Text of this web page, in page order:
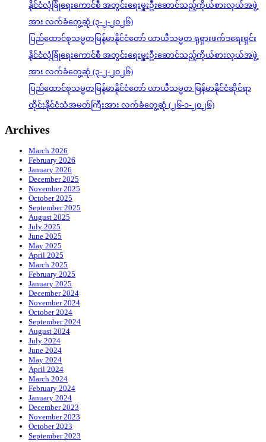
နိုင်ငံလုံခြုံရေးကောင်စီ အတွင်းရေးမှူးဦးဆောင်သည့်ကိုယ်စားလှယ်အဖွဲ့
အား လက်ခံတွေ့ဆုံ (၃-၂-၂၀၂၆)
ပြည်ထောင်စုသမ္မတမြန်မာနိုင်ငံတော် ယာယီသမ္မတ ရုရှားဖက်ဒရေးရှင်း
နိုင်ငံလုံခြုံရေးကောင်စီ အတွင်းရေးမှူးဦးဆောင်သည့်ကိုယ်စားလှယ်အဖွဲ့
အား လက်ခံတွေ့ဆုံ (၃-၂-၂၀၂၆)
ပြည်ထောင်စုသမ္မတမြန်မာနိုင်ငံတော် ယာယီသမ္မတ မြန်မာနိုင်ငံဆိုင်ရာ
ထိုင်းနိုင်ငံသံအမတ်ကြီးအား လက်ခံတွေ့ဆုံ (၂၆-၁-၂၀၂၆)
Archives
March 2026
February 2026
January 2026
December 2025
November 2025
October 2025
September 2025
August 2025
July 2025
June 2025
May 2025
April 2025
March 2025
February 2025
January 2025
December 2024
November 2024
October 2024
September 2024
August 2024
July 2024
June 2024
May 2024
April 2024
March 2024
February 2024
January 2024
December 2023
November 2023
October 2023
September 2023